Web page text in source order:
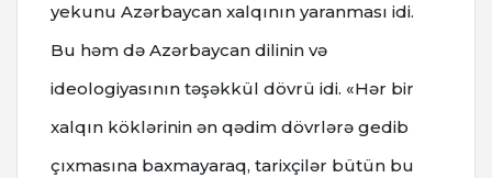
yekunu Azərbaycan xalqının yaranması idi.
Bu həm də Azərbaycan dilinin və
ideologiyasının təşəkkül dövrü idi. «Hər bir
xalqın köklərinin ən qədim dövrlərə gedib
çıxmasına baxmayaraq, tarixçilər bütün bu